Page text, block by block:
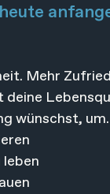
Mehr
deine
wünschst,
leben